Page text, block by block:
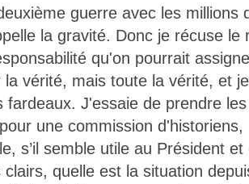
guerre avec les millions
la gravité. Donc je récuse le
qu'on pourrait
la vérité, mais toute la vérité, et
fardeaux. J'essaie de prendre
une commission d'historiens,
s’il semble utile au Président
clairs, quelle est la situation